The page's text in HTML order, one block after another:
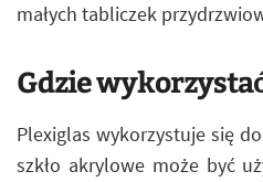
małych tabliczek
Gdzie
Plexiglas wykorzystuje się
szkło akrylowe może być